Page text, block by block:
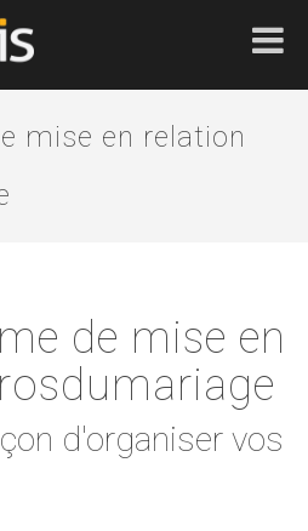
mise en relation
de mise en
d'organiser vos